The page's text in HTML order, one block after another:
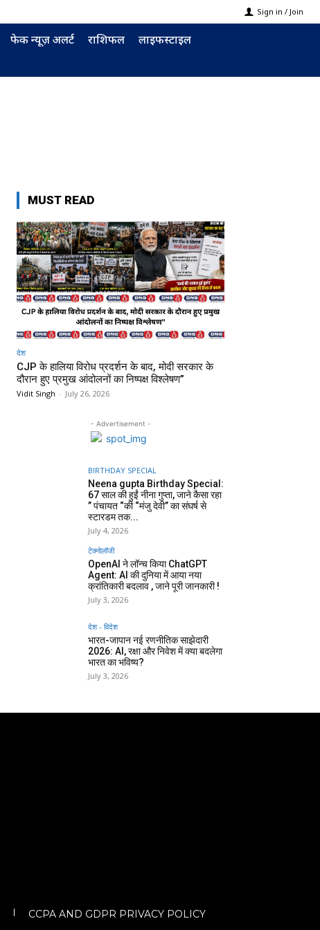
Sign in / Join
फेक न्यूज़ अलर्ट राशिफल लाइफस्टाइल
MUST READ
देश
CJP के हालिया विरोध प्रदर्शन के बाद, मोदी सरकार के
दौरान हुए प्रमुख आंदोलनों का निष्पक्ष विश्लेषण”
Vidit Singh - July 26, 2026
- Advertisement -
BIRTHDAY SPECIAL
Neena gupta Birthday Special:
67 साल की हुईं नीना गुप्ता, जाने कैसा रहा
” पंचायत “की “मंजु देवी” का संघर्ष से
स्टारडम तक...
July 4, 2026
टेक्नोलॉजी
OpenAI ने लॉन्च किया ChatGPT
Agent: AI की दुनिया में आया नया
क्रांतिकारी बदलाव , जाने पूरी जानकारी !
July 3, 2026
देश - विदेश
भारत-जापान नई रणनीतिक साझेदारी
2026: AI, रक्षा और निवेश में क्या बदलेगा
भारत का भविष्य?
July 3, 2026
CCPA AND GDPR PRIVACY POLICY